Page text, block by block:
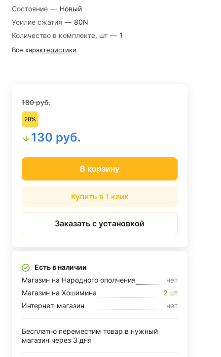
Состояние — Новый
Усилие сжатия — 80N
Количество в комплекте, шт — 1
Все характеристики
180 руб.
28%
130 руб.
В корзину
Купить в 1 клик
Заказать с установкой
Есть в наличии
Магазин на Народного ополчения
нет
Магазин на Хошимина
2 шт
Интернет-магазин
нет
Бесплатно переместим товар в нужный
магазин через 3 дня